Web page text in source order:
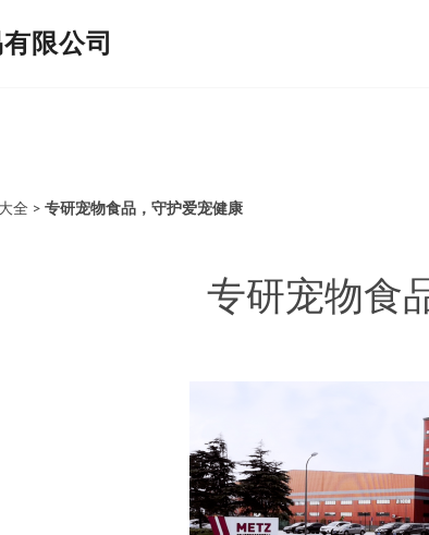
限公司
全 > 专研宠物食品，守护爱宠健康
专研宠物食